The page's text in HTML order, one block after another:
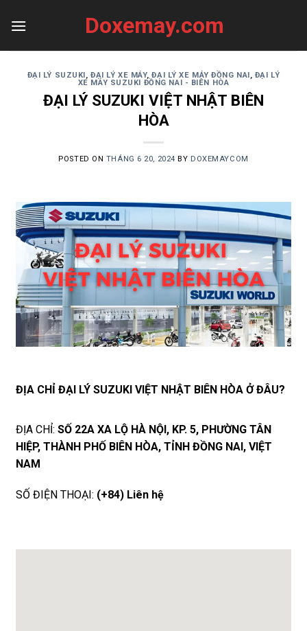
Doxemay.com
ĐẠI LÝ SUZUKI,ĐẠI LÝ XE MÁY,ĐẠI LÝ XE MÁY ĐỒNG NAI, ĐẠI LÝ
XE MÁY SUZUKI ĐỒNG NAI - BIÊN HÒA
ĐẠI LÝ SUZUKI VIỆT NHẬT BIÊN
HÒA
POSTED ON THÁNG 6 20, 2024 BY DOXEMAYCOM
ĐỊA CHỈ ĐẠI LÝ SUZUKI VIỆT NHẬT BIÊN HÒA Ở ĐÂU?
ĐỊA CHỈ: SỐ 22A XA LỘ HÀ NỘI, KP. 5, PHƯỜNG TÂN
HIỆP, THÀNH PHỐ BIÊN HÒA, TỈNH ĐỒNG NAI, VIỆT
NAM
SỐ ĐIỆN THOẠI: (+84) Liên hệ